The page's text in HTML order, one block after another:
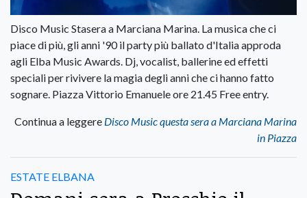
Disco Music Stasera a Marciana Marina. La musica che ci
piace di più, gli anni '90 il party più ballato d'Italia approda
agli Elba Music Awards. Dj, vocalist, ballerine ed effetti
speciali per rivivere la magia degli anni che ci hanno fatto
sognare. Piazza Vittorio Emanuele ore 21.45 Free entry.
Continua a leggere Disco Music questa sera a Marciana Marina
in Piazza
ESTATE ELBANA